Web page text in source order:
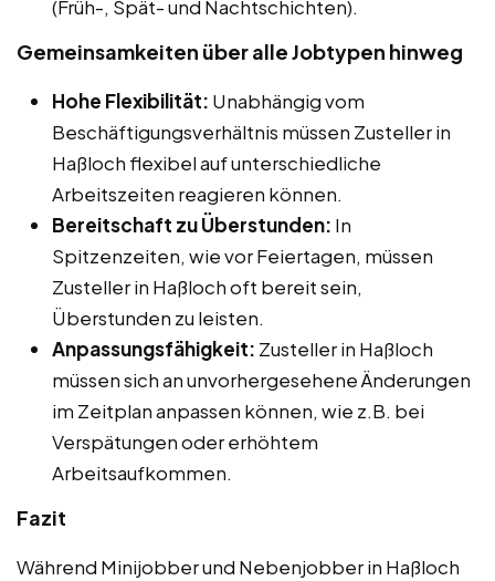
(Früh-, Spät- und Nachtschichten).
Gemeinsamkeiten über alle Jobtypen hinweg
Hohe Flexibilität: Unabhängig vom
Beschäftigungsverhältnis müssen Zusteller in
Haßloch flexibel auf unterschiedliche
Arbeitszeiten reagieren können.
Bereitschaft zu Überstunden: In
Spitzenzeiten, wie vor Feiertagen, müssen
Zusteller in Haßloch oft bereit sein,
Überstunden zu leisten.
Anpassungsfähigkeit: Zusteller in Haßloch
müssen sich an unvorhergesehene Änderungen
im Zeitplan anpassen können, wie z.B. bei
Verspätungen oder erhöhtem
Arbeitsaufkommen.
Fazit
Während Minijobber und Nebenjobber in Haßloch